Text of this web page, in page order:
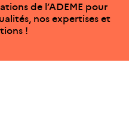
de l’ADEME pour
nos expertises et
!